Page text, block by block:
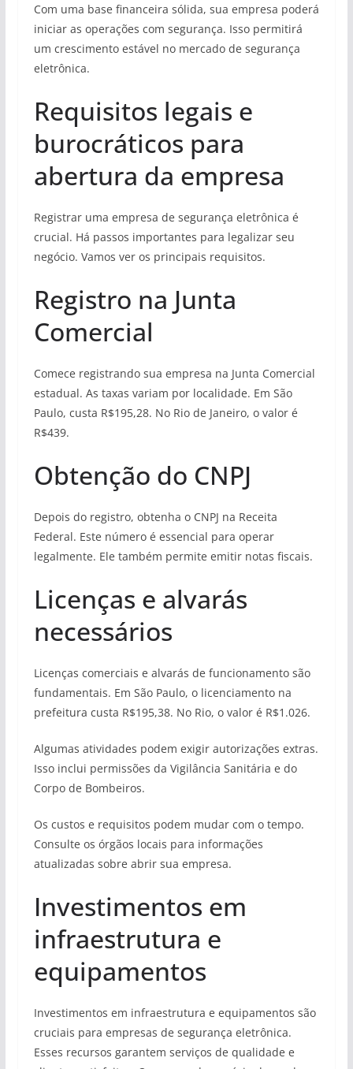
Com uma base financeira sólida, sua empresa poderá
iniciar as operações com segurança. Isso permitirá
um crescimento estável no mercado de segurança
eletrônica.
Requisitos legais e
burocráticos para
abertura da empresa
Registrar uma empresa de segurança eletrônica é
crucial. Há passos importantes para legalizar seu
negócio. Vamos ver os principais requisitos.
Registro na Junta
Comercial
Comece registrando sua empresa na Junta Comercial
estadual. As taxas variam por localidade. Em São
Paulo, custa R$195,28. No Rio de Janeiro, o valor é
R$439.
Obtenção do CNPJ
Depois do registro, obtenha o CNPJ na Receita
Federal. Este número é essencial para operar
legalmente. Ele também permite emitir notas fiscais.
Licenças e alvarás
necessários
Licenças comerciais e alvarás de funcionamento são
fundamentais. Em São Paulo, o licenciamento na
prefeitura custa R$195,38. No Rio, o valor é R$1.026.
Algumas atividades podem exigir autorizações extras.
Isso inclui permissões da Vigilância Sanitária e do
Corpo de Bombeiros.
Os custos e requisitos podem mudar com o tempo.
Consulte os órgãos locais para informações
atualizadas sobre abrir sua empresa.
Investimentos em
infraestrutura e
equipamentos
Investimentos em infraestrutura e equipamentos são
cruciais para empresas de segurança eletrônica.
Esses recursos garantem serviços de qualidade e